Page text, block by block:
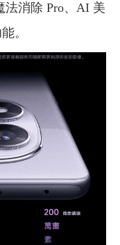
消除 Pro、AI 美
。